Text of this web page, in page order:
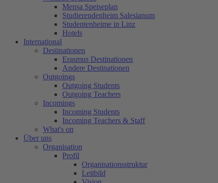
Mensa Speiseplan
Studierendenheim Salesianum
Studentenheime in Linz
Hotels
International
Destinationen
Erasmus Destinationen
Andere Destinationen
Outgoings
Outgoing Students
Outgoing Teachers
Incomings
Incoming Students
Incoming Teachers & Staff
What's on
Über uns
Organisation
Profil
Organisationsstruktur
Leitbild